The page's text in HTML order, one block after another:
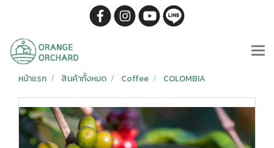
หน้าแรก สินค้าทั้งหมด Coffee COLOMBIA